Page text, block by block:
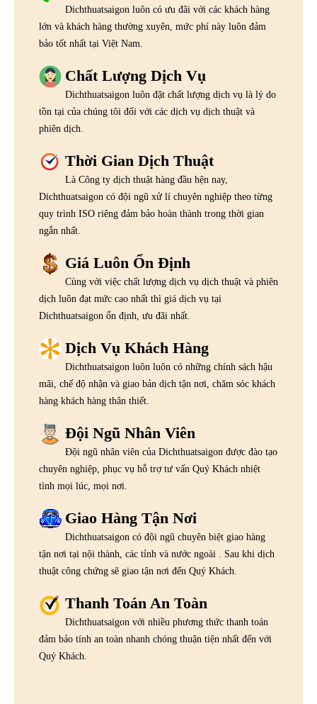
Dichthuatsaigon luôn có ưu đãi với các khách hàng
lớn và khách hàng thường xuyên, mức phí này luôn đảm
bảo tốt nhất tại Việt Nam.
Chất Lượng Dịch Vụ
Dichthuatsaigon luôn đặt chất lượng dịch vụ là lý do
tồn tại của chúng tôi đối với các dịch vụ dịch thuật và
phiên dịch.
Thời Gian Dịch Thuật
Là Công ty dịch thuật hàng đầu hện nay,
Dichthuatsaigon có đội ngũ xử lí chuyên nghiệp theo từng
quy trình ISO riêng đảm bảo hoàn thành trong thời gian
ngắn nhất.
Giá Luôn Ổn Định
Cùng với việc chất lượng dịch vụ dịch thuật và phiên
dịch luôn đạt mức cao nhất thì giá dịch vụ tại
Dichthuatsaigon ổn định, ưu đãi nhất.
Dịch Vụ Khách Hàng
Dichthuatsaigon luôn luôn có những chính sách hậu
mãi, chế độ nhận và giao bản dịch tận nơi, chăm sóc khách
hàng khách hàng thân thiết.
Đội Ngũ Nhân Viên
Đội ngũ nhân viên của Dichthuatsaigon được đào tạo
chuyên nghiệp, phục vụ hỗ trợ tư vấn Quý Khách nhiệt
tình mọi lúc, mọi nơi.
Giao Hàng Tận Nơi
Dichthuatsaigon có đội ngũ chuyên biệt giao hàng
tận nơi tại nội thành, các tỉnh và nước ngoài . Sau khi dịch
thuật công chứng sẽ giao tận nơi đến Quý Khách.
Thanh Toán An Toàn
Dichthuatsaigon với nhiều phương thức thanh toán
đảm bảo tính an toàn nhanh chóng thuận tiện nhất đến với
Quý Khách.